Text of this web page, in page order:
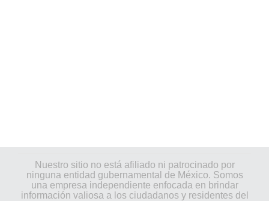
Nuestro sitio no está afiliado ni patrocinado por
ninguna entidad gubernamental de México. Somos
una empresa independiente enfocada en brindar
información valiosa a los ciudadanos y residentes del